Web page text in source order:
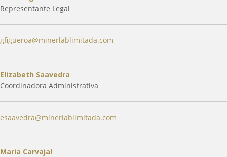
Representante Legal
gfigueroa@minerlablimitada.com
Elizabeth Saavedra
Coordinadora Administrativa
esaavedra@minerlablimitada.com
Maria Carvajal